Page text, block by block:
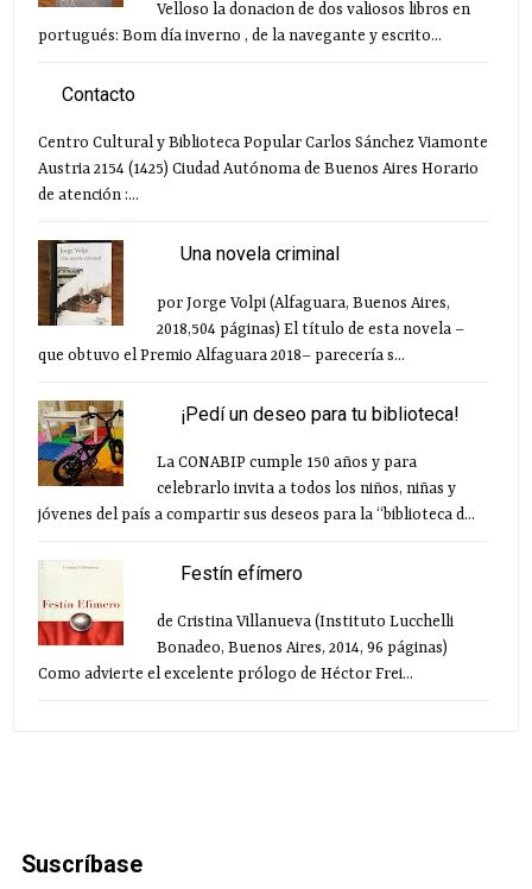
Velloso la donacion de dos valiosos libros en
portugués: Bom día inverno , de la navegante y escrito...
Contacto
Centro Cultural y Biblioteca Popular Carlos Sánchez Viamonte
Austria 2154 (1425) Ciudad Autónoma de Buenos Aires Horario
de atención :...
Una novela criminal
por Jorge Volpi (Alfaguara, Buenos Aires,
2018,504 páginas) El título de esta novela –
que obtuvo el Premio Alfaguara 2018– parecería s...
¡Pedí un deseo para tu biblioteca!
La CONABIP cumple 150 años y para
celebrarlo invita a todos los niños, niñas y
jóvenes del país a compartir sus deseos para la “biblioteca d...
Festín efímero
de Cristina Villanueva (Instituto Lucchelli
Bonadeo, Buenos Aires, 2014, 96 páginas)
Como advierte el excelente prólogo de Héctor Frei...
Suscríbase